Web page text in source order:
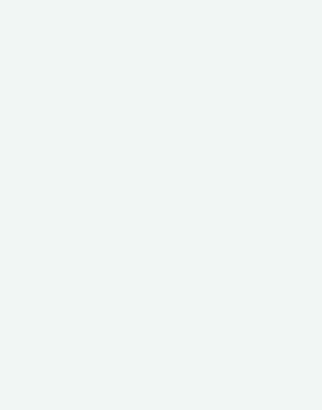
перемены